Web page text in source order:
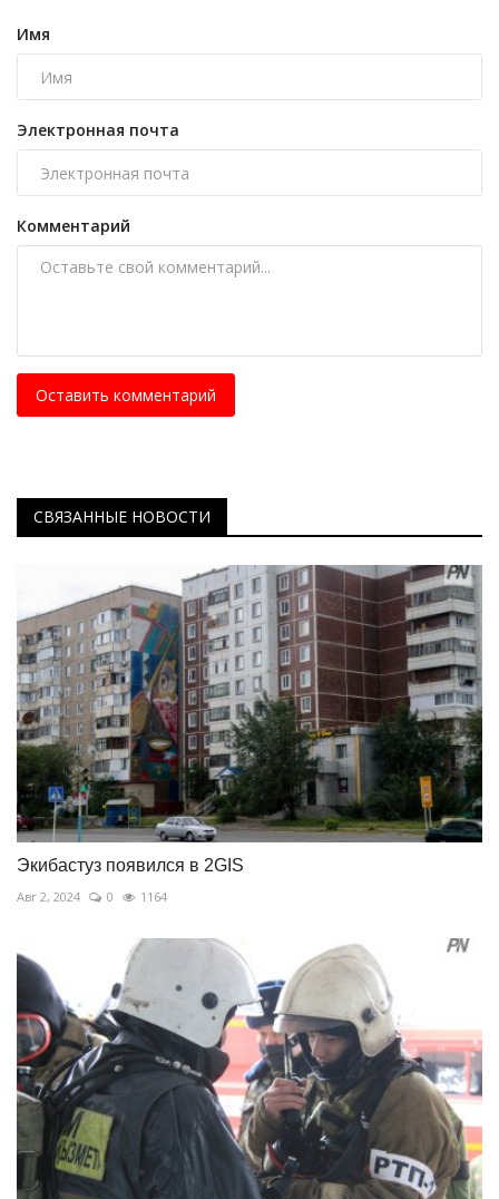
Имя
Электронная почта
Комментарий
Оставить комментарий
СВЯЗАННЫЕ НОВОСТИ
Экибастуз появился в 2GIS
Авг 2, 2024 0 1164